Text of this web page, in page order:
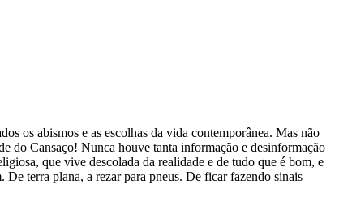
os abismos e as escolhas da vida contemporânea. Mas não
do Cansaço! Nunca houve tanta informação e desinformação
que vive descolada da realidade e de tudo que é bom, e
De terra plana, a rezar para pneus. De ficar fazendo sinais